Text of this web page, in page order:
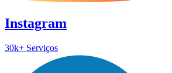
Instagram
30k+ Serviços